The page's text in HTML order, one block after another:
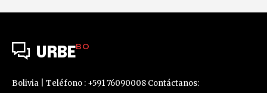
URBEBO
Bolivia | Teléfono : +591 76090008 Contáctanos: